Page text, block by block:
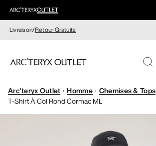
Livraison/Retour Gratuits
FEMME
Arc'teryx Outlet Homme
Chemises & Tops
T-Shirt À Col Rond Cormac ML